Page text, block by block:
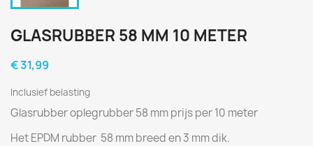
GLASRUBBER 58 MM 10 METER
€ 31,99
Inclusief belasting
Glasrubber oplegrubber 58 mm prijs per 10 meter
Het EPDM rubber 58 mm breed en 3 mm dik.